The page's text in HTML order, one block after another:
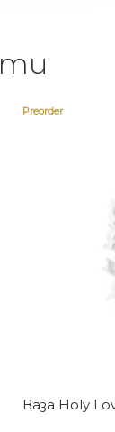
Preorder
Ваза Holy